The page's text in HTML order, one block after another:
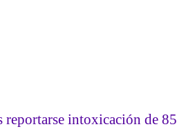
intoxicación de